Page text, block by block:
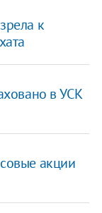
к
в УСК
акции